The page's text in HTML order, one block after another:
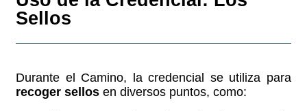
Sellos
Durante el Camino, la credencial se utiliza para
recoger sellos en diversos puntos, como: